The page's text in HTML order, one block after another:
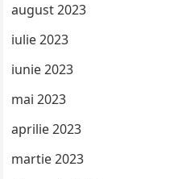
august 2023
iulie 2023
iunie 2023
mai 2023
aprilie 2023
martie 2023